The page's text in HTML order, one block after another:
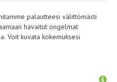
palautteesi välittömästi
ongelmat
Voit kuvata kokemuksesi